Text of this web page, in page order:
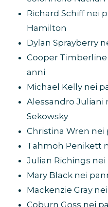
Richard Schiff nei
Hamilton
Dylan Sprayberry
Cooper Timberline
anni
Michael Kelly nei
Alessandro Juliani
Sekowsky
Christina Wren nei
Tahmoh Penikett
Julian Richings
Mary Black nei
Mackenzie Gray
Coburn Goss nei